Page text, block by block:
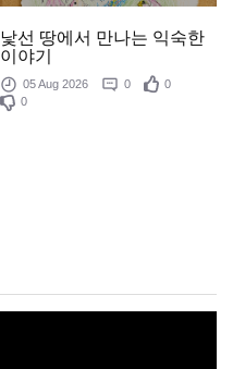
낯선 땅에서 만나는 익숙한
이야기
05 Aug 2026 0
0
0